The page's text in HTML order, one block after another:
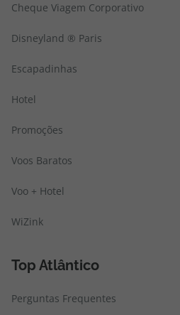
Cheque Viagem Corporativo
Disneyland ® Paris
Escapadinhas
Hotel
Promoções
Voos Baratos
Voo + Hotel
WiZink
Top Atlântico
Perguntas Frequentes